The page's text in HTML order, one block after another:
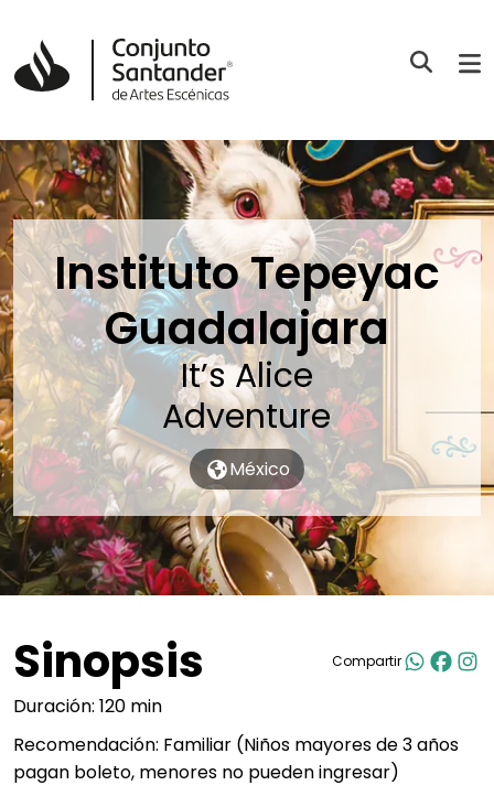
Instituto Tepeyac
Guadalajara
It’s Alice
Adventure
México
Sinopsis Compartir
Duración: 120 min
Recomendación: Familiar (Niños mayores de 3 años
pagan boleto, menores no pueden ingresar)